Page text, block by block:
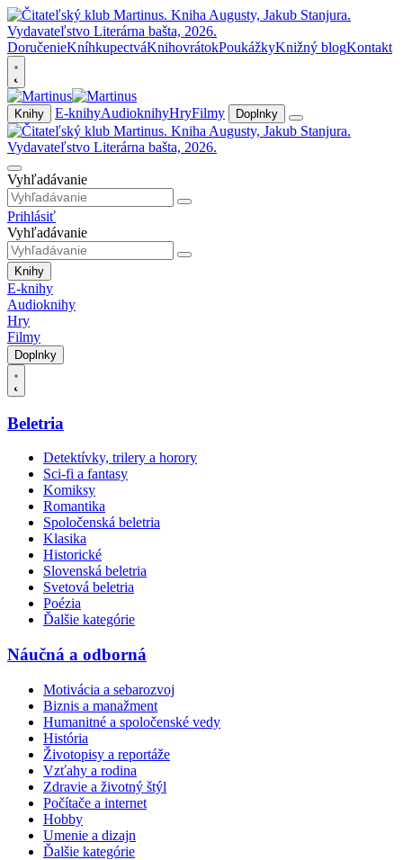
DoručenieKníhkupectváKnihovrátokPoukážkyKnižný blogKontakt
Knihy E-knihyAudioknihyHryFilmy Doplnky
Vyhľadávanie
Prihlásiť
Vyhľadávanie
Knihy
E-knihy
Audioknihy
Hry
Filmy
Doplnky
Beletria
Detektívky, trilery a horory
Sci-fi a fantasy
Komiksy
Romantika
Spoločenská beletria
Klasika
Historické
Slovenská beletria
Svetová beletria
Poézia
Ďalšie kategórie
Náučná a odborná
Motivácia a sebarozvoj
Biznis a manažment
Humanitné a spoločenské vedy
História
Životopisy a reportáže
Vzťahy a rodina
Zdravie a životný štýl
Počítače a internet
Hobby
Umenie a dizajn
Ďalšie kategórie